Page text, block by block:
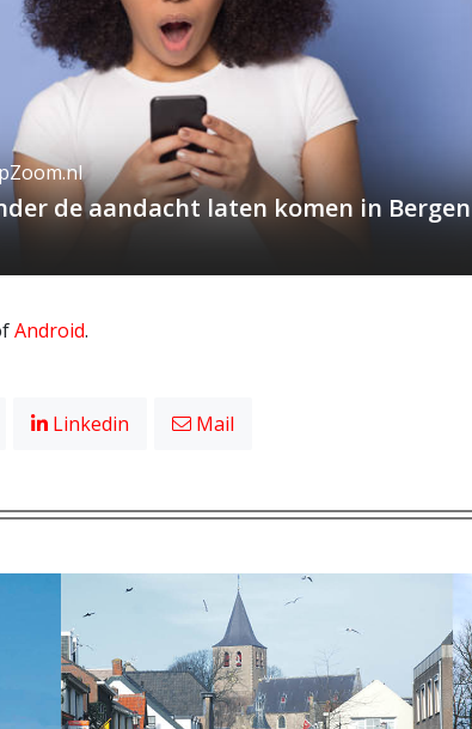
de aandacht laten komen in Bergen
Android.
Linkedin Mail